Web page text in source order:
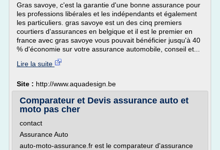
Gras savoye, c'est la garantie d'une bonne assurance pour
les professions libérales et les indépendants et également
les particuliers. gras savoye est un des cinq premiers
courtiers d'assurances en belgique et il est le premier en
france avec gras savoye vous pouvait bénéficier jusqu'à 40
% d'économie sur votre assurance automobile, conseil et...
Lire la suite
Site : http://www.aquadesign.be
Comparateur et Devis assurance auto et
moto pas cher
contact
Assurance Auto
auto-moto-assurance.fr est le comparateur d'assurance